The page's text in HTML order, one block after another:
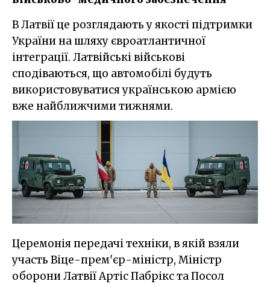
В Латвії це розглядають у якості підтримки
України на шляху євроатлантичної
інтеграції. Латвійські військові
сподіваються, що автомобілі будуть
використовуватися українською армією
вже найближчими тижнями.
Церемонія передачі техніки, в якій взяли
участь Віце-прем'єр-міністр, Міністр
оборони Латвії Артіс Пабрікс та Посол